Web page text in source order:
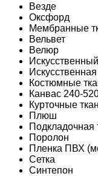
Везде
Оксфорд
Мембранные
Вельвет
Велюр
Костюмные
Канвас 240-
Курточные
Плюш
Подкладочная
Поролон
Пленка ПВХ
Сетка
Синтепон